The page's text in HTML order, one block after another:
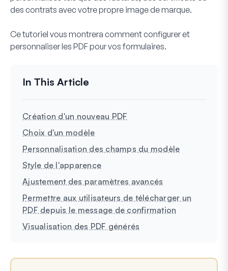
des contrats avec votre propre image de marque.
Ce tutoriel vous montrera comment configurer et
personnaliser les PDF pour vos formulaires.
Création d'un nouveau PDF
Choix d'un modèle
Personnalisation des champs du modèle
Style de l'apparence
Ajustement des paramètres avancés
Permettre aux utilisateurs de télécharger un
PDF depuis le message de confirmation
Visualisation des PDF générés